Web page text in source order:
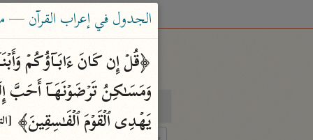
بحث تفسير
الجدول في إعراب القرآن —
یَهۡدِی ٱلۡقَوۡمَ ٱلۡفَـٰسِقِینَ﴾